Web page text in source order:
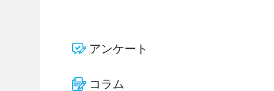
アンケート
コラム